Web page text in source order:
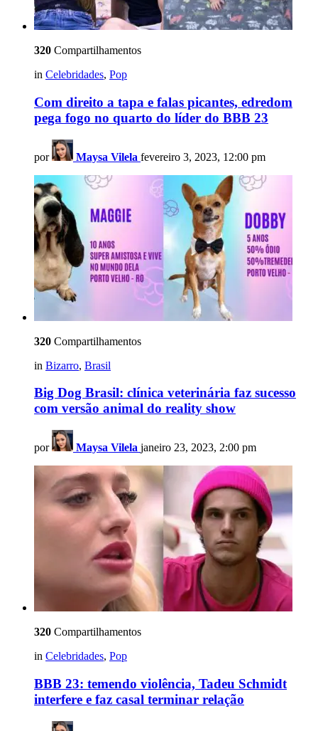
320 Compartilhamentos
in Celebridades, Pop
Com direito a tapa e falas picantes, edredom
pega fogo no quarto do líder do BBB 23
por Maysa Vilela fevereiro 3, 2023, 12:00 pm
320 Compartilhamentos
in Bizarro, Brasil
Big Dog Brasil: clínica veterinária faz sucesso
com versão animal do reality show
por Maysa Vilela janeiro 23, 2023, 2:00 pm
320 Compartilhamentos
in Celebridades, Pop
BBB 23: temendo violência, Tadeu Schmidt
interfere e faz casal terminar relação